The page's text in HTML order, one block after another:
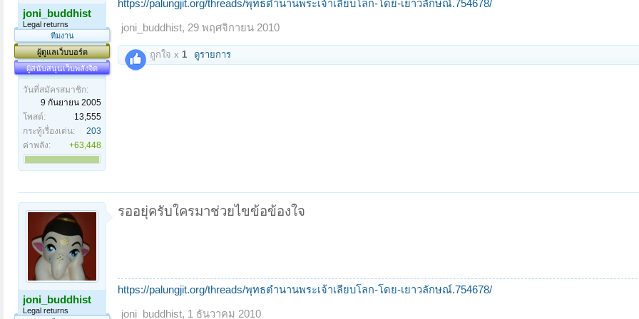
joni_buddhist
Legal returns
ทีมงาน
ผู้ดูแลเว็บบอร์ด
ผู้สนับสนุนเว็บพลังจิต
วันที่สมัครสมาชิก:
9 กันยายน 2005
โพสต์:
13,555
กระทู้เรื่องเด่น:
203
ค่าพลัง:
+63,448
https://palungjit.org/threads/พุทธตำนานพระเจ้าเลียบโลก-โดย-เยาวลักษณ์.754678/
joni_buddhist, 29 พฤศจิกายน 2010
ถูกใจ x 1 ดูรายการ
joni_buddhist
Legal returns
รออยุ่ครับใครมาช่วยไขข้อข้องใจ
https://palungjit.org/threads/พุทธตำนานพระเจ้าเลียบโลก-โดย-เยาวลักษณ์.754678/
joni_buddhist, 1 ธันวาคม 2010